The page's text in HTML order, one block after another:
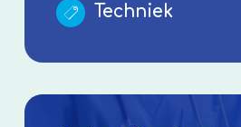
Techniek